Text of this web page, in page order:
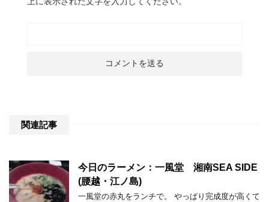
関連記事
今日のラーメン：一風堂 湘南SEA SIDE
(腰越・江ノ島)
一風堂の赤丸をランチで。 やっぱり完成度が高くて